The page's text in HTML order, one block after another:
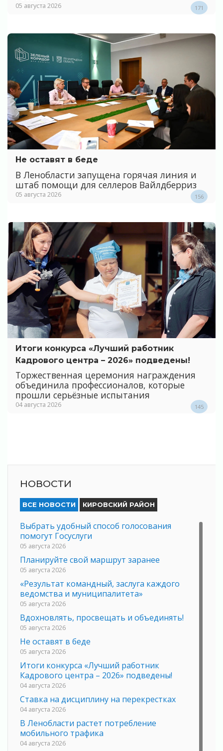
05 августа 2026 171
Не оставят в беде
В Ленобласти запущена горячая линия и
штаб помощи для селлеров Вайлдберриз
05 августа 2026 156
Итоги конкурса «Лучший работник
Кадрового центра – 2026» подведены!
Торжественная церемония награждения
объединила профессионалов, которые
прошли серьёзные испытания
04 августа 2026 145
НОВОСТИ
ВСЕ НОВОСТИ КИРОВСКИЙ РАЙОН
Выбрать удобный способ голосования
помогут Госуслуги
05 августа 2026
Планируйте свой маршрут заранее
05 августа 2026
«Результат командный, заслуга каждого
ведомства и муниципалитета»
05 августа 2026
Вдохновлять, просвещать и объединять!
05 августа 2026
Не оставят в беде
05 августа 2026
Итоги конкурса «Лучший работник
Кадрового центра – 2026» подведены!
04 августа 2026
Ставка на дисциплину на перекрестках
04 августа 2026
В Ленобласти растет потребление
мобильного трафика
04 августа 2026